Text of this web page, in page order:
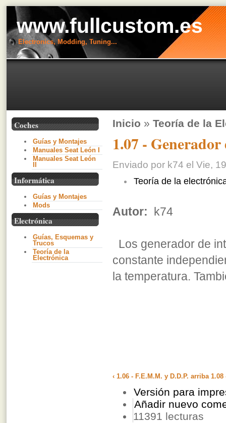
www.fullcustom.es
Electronics, Modding, Tuning...
Coches
Guías y Montajes
Manuales Seat León I
Manuales Seat León
Informática
Guías y Montajes
Mods
Electrónica
Guías, Esquemas y
Trucos
Teoría de la
Electrónica
Inicio » Teoría de la
1.07 -
Enviado por k74 el Vie,
Teoría de la
Autor: k74
Los generador de
constante
la temperatura.
‹ 1.06 - F.E.M.M. y D.D.P. arriba 1.08
Versión para
Añadir nuevo
11391 lecturas